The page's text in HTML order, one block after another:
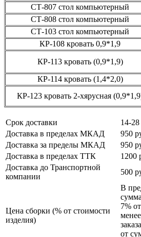
СТ-807 стол компьютерный
СТ-808 стол компьютерный
СТ-103 стол компьютерный
КР-108 кровать 0,9*1,9
КР-113кровать (0,9*1,9)
КР-114 кровать (1 ,4*2,0)
КР-123 кровать 2-хярусная (0
Срок доставки
14-
Доставка в пределах МКАД
950
Доставка за пределы МКАД
950
Доставка в пределах ТТК
1200
Доставка до Транспортной
компании
500
Цена сборки (% от стоимости
изделия)
В
7%
от